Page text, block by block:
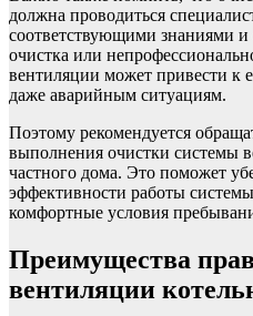
должна проводиться
соответствующими знаниями
очистка или
вентиляции может привести к
даже аварийным ситуациям.
Поэтому рекомендуется
выполнения очистки системы
частного дома. Это поможет
эффективности работы
комфортные условия
Преимущества
вентиляции